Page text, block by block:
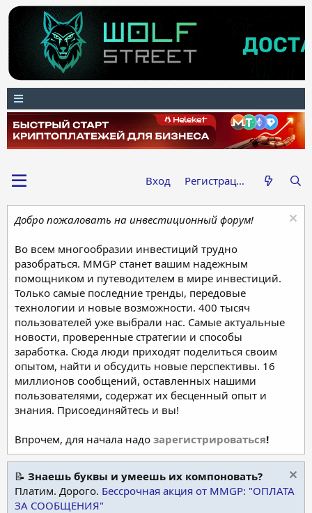
Вход Регистрация
Добро пожаловать на инвестиционный форум!
Во всем многообразии инвестиций трудно
разобраться. MMGP станет вашим надежным
помощником и путеводителем в мире инвестиций.
Только самые последние тренды, передовые
технологии и новые возможности. 400 тысяч
пользователей уже выбрали нас. Самые актуальные
новости, проверенные стратегии и способы
заработка. Сюда люди приходят поделиться своим
опытом, найти и обсудить новые перспективы. 16
миллионов сообщений, оставленных нашими
пользователями, содержат их бесценный опыт и
знания. Присоединяйтесь и вы!
Впрочем, для начала надо зарегистрироваться!
📝 Знаешь буквы и умеешь их компоновать?
Платим. Дорого. Бессрочная акция от MMGP: "ОПЛАТА
ЗА СООБЩЕНИЯ"